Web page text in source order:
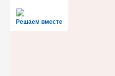
Решаем вместе